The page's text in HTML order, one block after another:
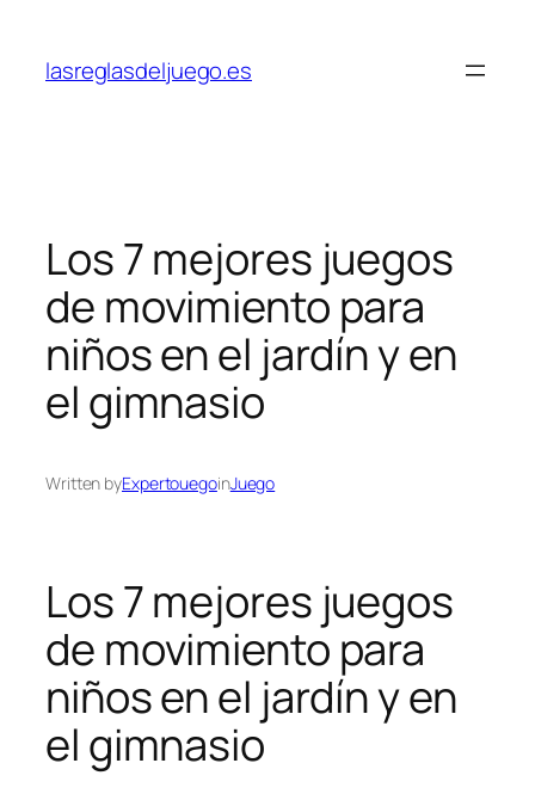
content
lasreglasdeljuego.es
Los 7 mejores juegos
de movimiento para
niños en el jardín y en
el gimnasio
Written byExpertouegoinJuego
Los 7 mejores juegos
de movimiento para
niños en el jardín y en
el gimnasio